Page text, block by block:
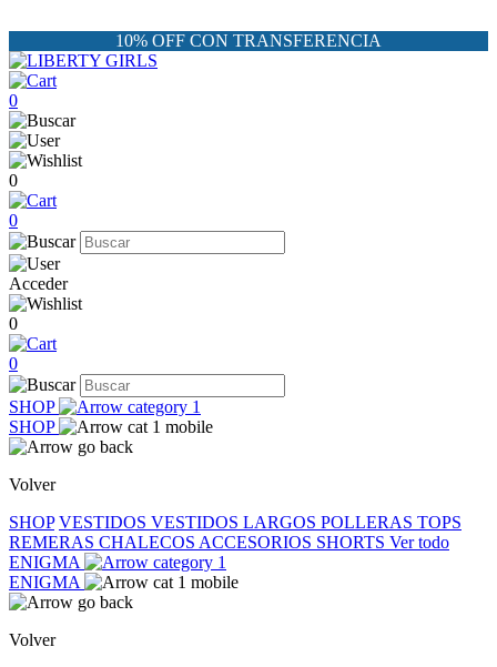
10% OFF CON TRANSFERENCIA
0
0
0
Acceder
0
0
SHOP
SHOP
Volver
SHOP VESTIDOS VESTIDOS LARGOS POLLERAS TOPS
REMERAS CHALECOS ACCESORIOS SHORTS Ver todo
ENIGMA
ENIGMA
Volver